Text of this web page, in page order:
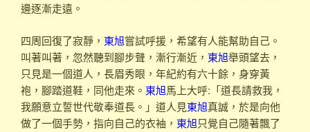
邊逐漸走遠。
四周回復了寂靜， 東旭嘗試呼援，希望有人能幫助自己。
叫著叫著，忽然聽到腳步聲，漸行漸近， 東旭舉頭望去，
只見是一個道人，長眉秀眼，年紀約有六十餘，身穿黃
袍，腳踏道鞋，同他走來。 東旭馬上大呼:「道長請救我，
我願意立誓世代敬奉道長。」道人見東旭真誠，於是向他
做了一個手勢，指向自己的衣袖， 東旭只覺自己隨著飄了